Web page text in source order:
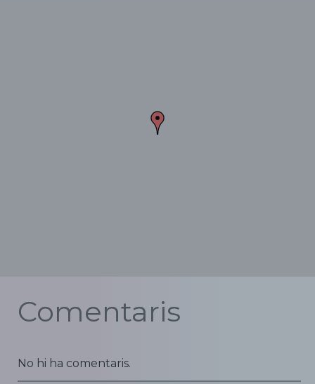
Comentaris
No hi ha comentaris.